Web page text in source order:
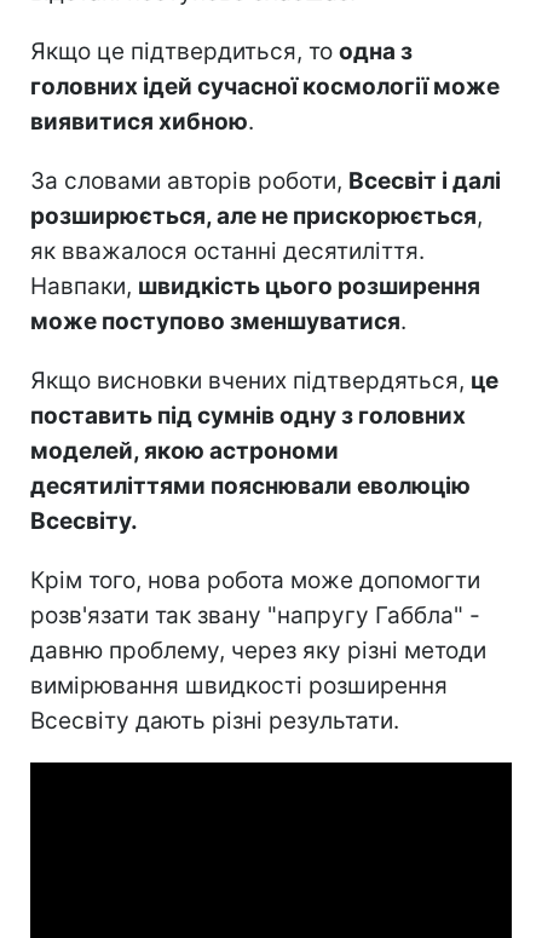
Якщо це підтвердиться, то одна з
головних ідей сучасної космології може
виявитися хибною.
За словами авторів роботи, Всесвіт і далі
розширюється, але не прискорюється,
як вважалося останні десятиліття.
Навпаки, швидкість цього розширення
може поступово зменшуватися.
Якщо висновки вчених підтвердяться, це
поставить під сумнів одну з головних
моделей, якою астрономи
десятиліттями пояснювали еволюцію
Всесвіту.
Крім того, нова робота може допомогти
розв'язати так звану "напругу Габбла" -
давню проблему, через яку різні методи
вимірювання швидкості розширення
Всесвіту дають різні результати.